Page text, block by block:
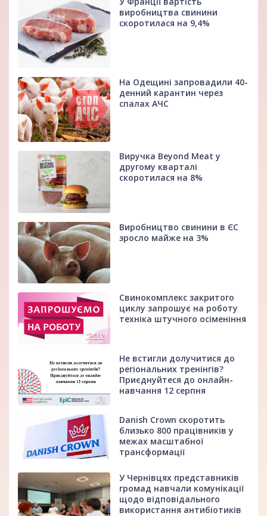
виробництва свинини
скоротилася на 9,4%
На Одещині запровадили 40-
денний карантин через
спалах АЧС
Виручка Beyond Meat у
другому кварталі
скоротилася на 8%
Виробництво свинини в ЄС
зросло майже на 3%
Свинокомплекс закритого
циклу запрошує на роботу
техніка штучного осіменіння
Не встигли долучитися до
регіональних тренінгів?
Приєднуйтеся до онлайн-
навчання 12 серпня
Danish Crown скоротить
близько 800 працівників у
межах масштабної
трансформації
У Чернівцях представників
громад навчали комунікації
щодо відповідального
використання антибіотиків